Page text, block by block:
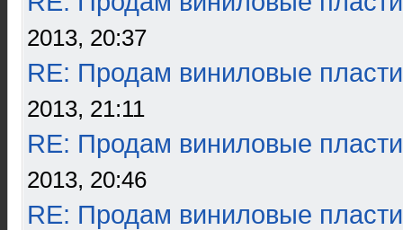
2013, 20:37
RE: Продам виниловые
2013, 21:11
RE: Продам виниловые
2013, 20:46
RE: Продам виниловые